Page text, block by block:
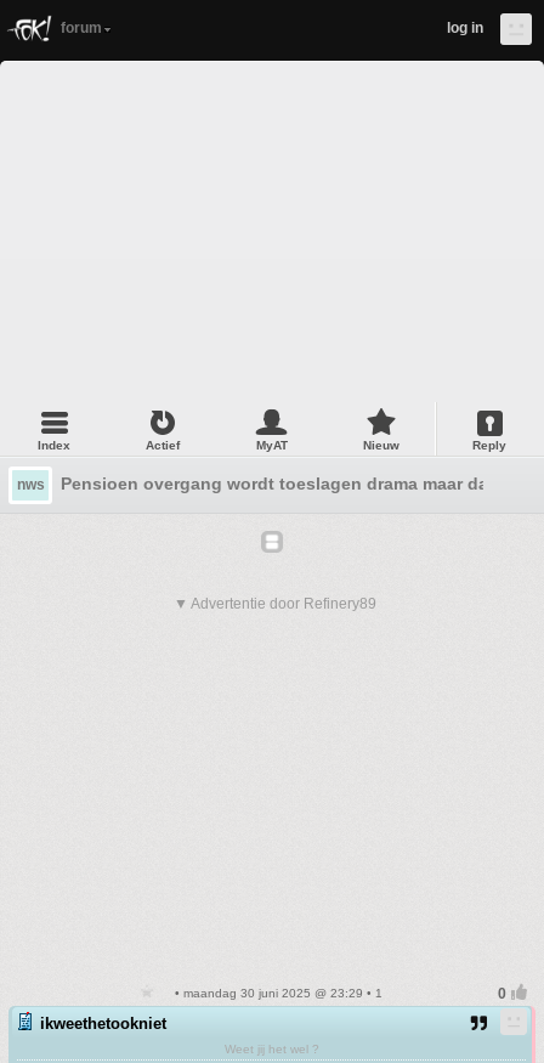
forum log in
Index Actief MyAT Nieuw Reply
nws Pensioen overgang wordt toeslagen drama maar dan veel
▼ Advertentie door Refinery89
• maandag 30 juni 2025 @ 23:29 • 1
ikweethetookniet
Weet jij het wel ?